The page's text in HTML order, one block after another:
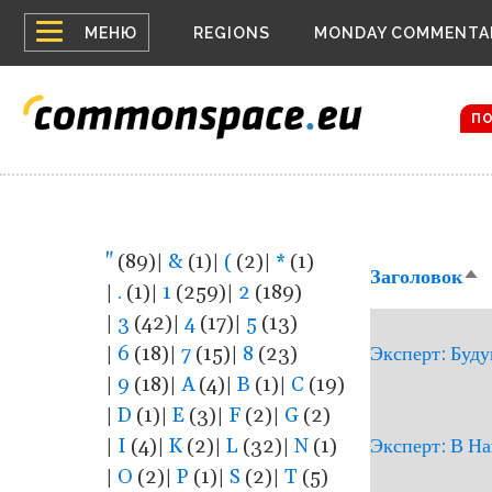
МЕНЮ
Top
menu
REGIONS MONDAY
Belarus
"(89)| & (1)| ((2)| * (1)
| . (1)| 1 (259)| 2 (189)
| 3 (42)| 4(17)| 5 (13)
| 6 (18)| 7(15)| 8 (23)
| 9 (18)| A(4)| B (1)| C (19)
| D (1)| E(3)| F(2)| G(2)
| I (4)| K(2)| L (32)| N(1)
| O (2)| P (1)| S (2)| T (5)
Заголовок
по
Эксперт:
Эксперт: В